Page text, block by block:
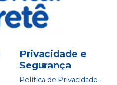
Privacidade e
Segurança
Política de Privacidade -